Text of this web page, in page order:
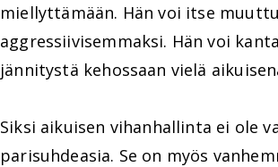
miellyttämään. Hän voi itse
aggressiivisemmaksi. Hän voi
jännitystä kehossaan vielä
Siksi aikuisen vihanhallinta ei ole
parisuhdeasia. Se on myös